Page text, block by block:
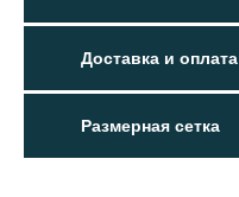
Доставка и оплата
Размерная сетка